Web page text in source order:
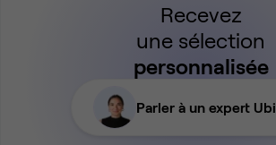
Recevez
une sélection
personnalisée
Parler à un expert